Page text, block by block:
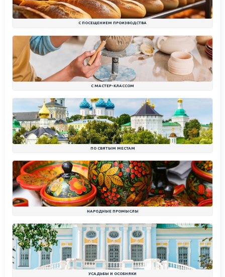
С ПОСЕЩЕНИЕМ ПРОИЗВОДСТВА
С МАСТЕР-КЛАССОМ
ПО СВЯТЫМ МЕСТАМ
НАРОДНЫЕ ПРОМЫСЛЫ
УСАДЬБЫ И ОСОБНЯКИ